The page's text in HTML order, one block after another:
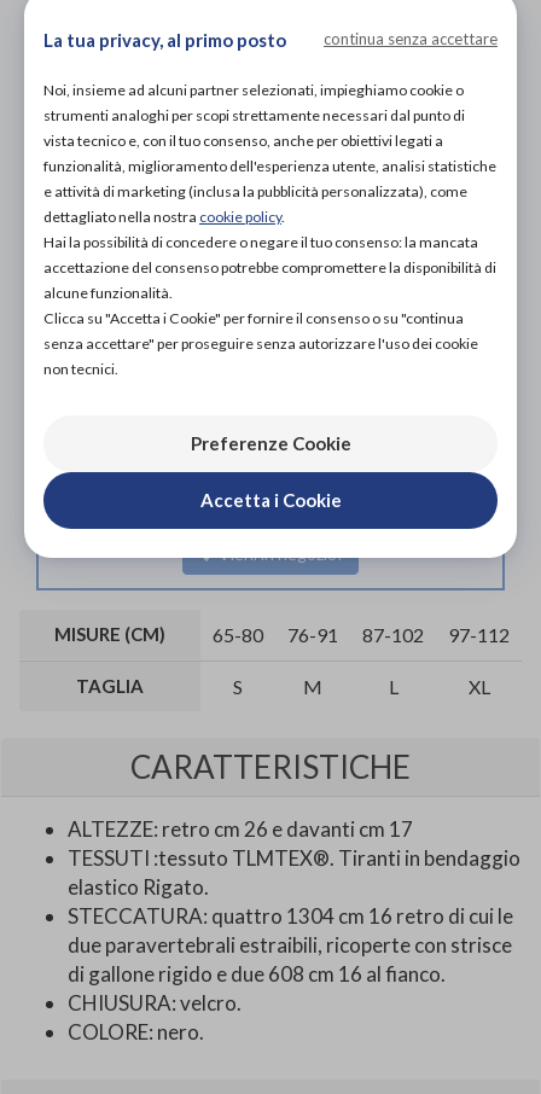
Organizza prova in negozio
Scarica il coupon
Aggiungi al carrello
L'acquisto in negozio è raccomandato per garantire il
corretto supporto da parte di un tecnico ortopedico
specializzato.
Vieni in negozio!
MISURE (CM) 65-80 76-91 87-102 97-112
TAGLIA S M L XL
CARATTERISTICHE
ALTEZZE: retro cm 26 e davanti cm 17
TESSUTI :tessuto TLMTEX®. Tiranti in bendaggio
elastico Rigato.
STECCATURA: quattro 1304 cm 16 retro di cui le
due paravertebrali estraibili, ricoperte con strisce
di gallone rigido e due 608 cm 16 al fianco.
CHIUSURA: velcro.
COLORE: nero.
La tua privacy, al primo posto continua senza accettare
Noi, insieme ad alcuni partner selezionati, impieghiamo cookie o
strumenti analoghi per scopi strettamente necessari dal punto di
vista tecnico e, con il tuo consenso, anche per obiettivi legati a
funzionalità, miglioramento dell'esperienza utente, analisi statistiche
e attività di marketing (inclusa la pubblicità personalizzata), come
dettagliato nella nostra cookie policy.
Hai la possibilità di concedere o negare il tuo consenso: la mancata
accettazione del consenso potrebbe compromettere la disponibilità di
alcune funzionalità.
Clicca su "Accetta i Cookie" per fornire il consenso o su "continua
senza accettare" per proseguire senza autorizzare l'uso dei cookie
non tecnici.
Preferenze Cookie
Accetta i Cookie